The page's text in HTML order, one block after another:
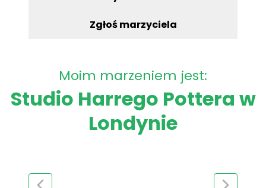
Zgłoś marzyciela
Moim marzeniem jest:
Studio Harrego Pottera w
Londynie